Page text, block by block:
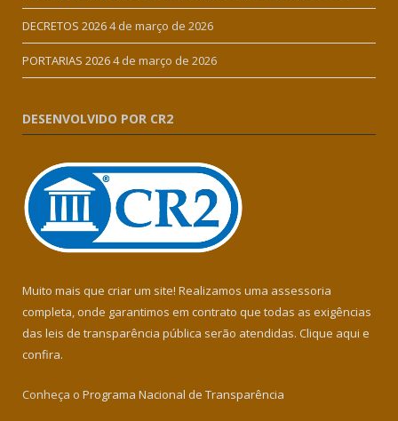
DECRETOS 20264 de março de 2026
PORTARIAS 20264 de março de 2026
DESENVOLVIDO POR CR2
Muito mais que criar um site! Realizamos uma assessoria
completa, onde garantimos em contrato que todas as exigências
das leis de transparência pública serão atendidas. Clique aqui e
confira.
Conheça o Programa Nacional de Transparência